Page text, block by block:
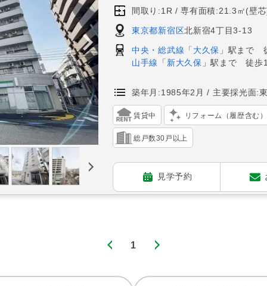
間取り:1R 専有面積:21.3㎡(壁
東京都新宿区北新宿4丁目3-13
中央・総武線 「 大久保 」駅まで
山手線
「 新大久保 」駅まで 徒歩
築年月:1985年2月 主要採光面:
賃貸中 リフォーム（履歴含む）
総戸数30戸以上
見学予約
1